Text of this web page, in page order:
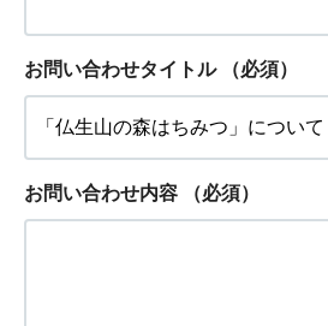
お問い合わせタイトル （必須）
お問い合わせ内容 （必須）